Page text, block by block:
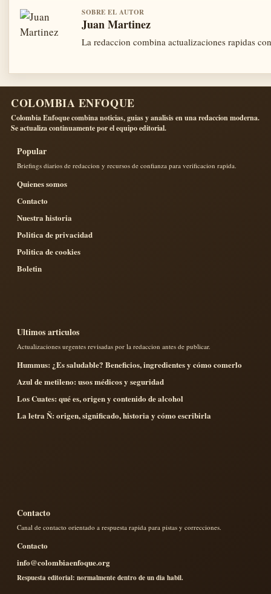
SOBRE EL AUTOR
Juan Martinez
La redaccion combina actualizaciones rapidas
COLOMBIA ENFOQUE
Colombia Enfoque combina noticias, guias y analisis en una redaccion moderna.
Se actualiza continuamente por el equipo editorial.
Popular
Briefings diarios de redaccion y recursos de confianza para verificacion rapida.
Quienes somos
Contacto
Nuestra historia
Politica de privacidad
Politica de cookies
Boletin
Ultimos articulos
Actualizaciones urgentes revisadas por la redaccion antes de publicar.
Hummus: ¿Es saludable? Beneficios, ingredientes y cómo comerlo
Azul de metileno: usos médicos y seguridad
Los Cuates: qué es, origen y contenido de alcohol
La letra Ñ: origen, significado, historia y cómo escribirla
Contacto
Canal de contacto orientado a respuesta rapida para pistas y correcciones.
Contacto
info@colombiaenfoque.org
Respuesta editorial: normalmente dentro de un dia habil.